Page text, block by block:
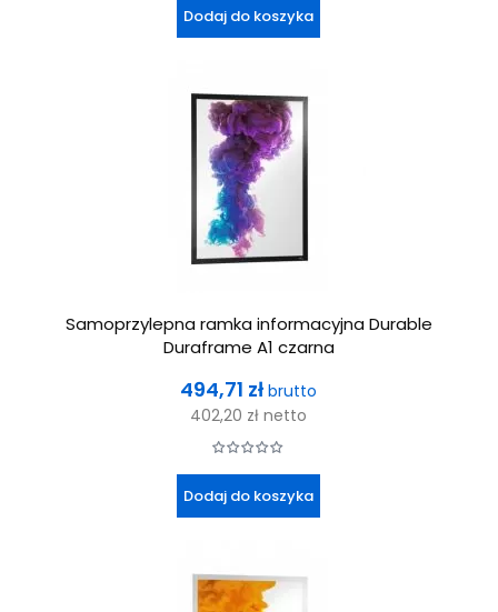
Dodaj do koszyka
Samoprzylepna ramka informacyjna Durable
Duraframe A1 czarna
Cena
494,71 zł brutto
402,20 zł netto
Dodaj do koszyka